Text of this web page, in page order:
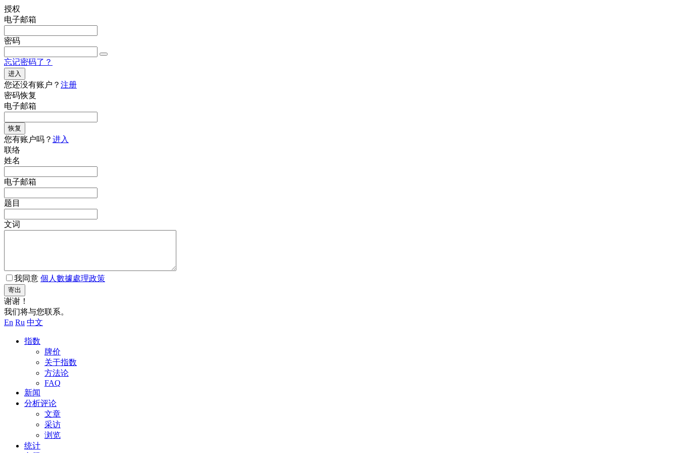
授权
电子邮箱
密码
忘记密码了？
进入
您还没有账户？ 注册
密码恢复
电子邮箱
恢复
您有账户吗？ 进入
联络
姓名
电子邮箱
题目
文词
我同意 個人數據處理政策
寄出
谢谢！
我们将与您联系。
En Ru 中文
指数
牌价
关于指数
方法论
FAQ
新闻
分析评论
文章
采访
浏览
统计